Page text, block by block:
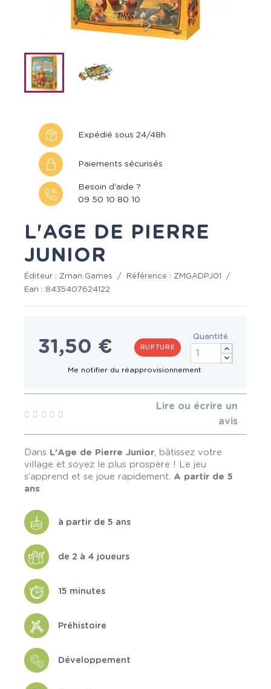
Expédié sous 24/48h
Paiements sécurisés
Besoin d'aide ?
09 50 10 80 10
L'AGE DE PIERRE
JUNIOR
Éditeur : Zman Games / Référence : ZMGADPJ01
/
Ean : 8435407624122
31,50 € RUPTURE
Quantité
Lire ou écrire un
avis
Dans L'Age de Pierre Junior, bâtissez votre
village et soyez le plus prospère ! Le jeu
s’apprend et se joue rapidement. A partir de 5
ans
à partir de 5 ans
de 2 à 4 joueurs
15 minutes
Préhistoire
Développement